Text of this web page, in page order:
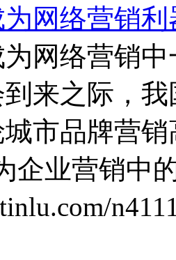
网络营销利
网络营销
来之际，
市品牌营
企业营销中